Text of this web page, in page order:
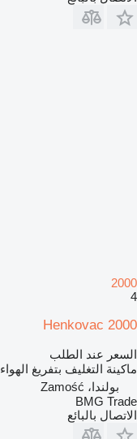
2000
4
Henkovac 2000
السعر عند الطلب
ماكينة التغليف بتفريغ الهواء
بولندا، Zamość
BMG Trade
الاتصال بالبائع